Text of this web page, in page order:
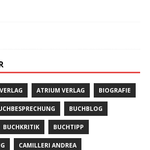
ATRIUM VERLAG BIOGRAFIE
BUCHBLOG
BUCHKRITIK BUCHTIPP
CAMILLERI ANDREA